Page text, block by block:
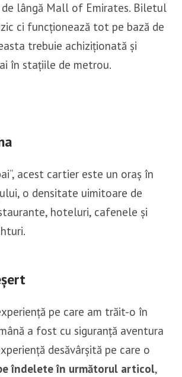
lângă Mall of Emirates. Biletul
ci funcționează tot pe bază de
trebuie achiziționată și
în stațiile de metrou.
acest cartier este un oraș în
o densitate uimitoare de
hoteluri, cafenele și
pe care am trăit-o în
a fost cu siguranță aventura
desăvârșită pe care o
îndelete în următorul articol,